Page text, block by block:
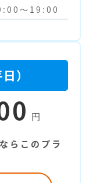
～19:00
）
円
らこのプラ